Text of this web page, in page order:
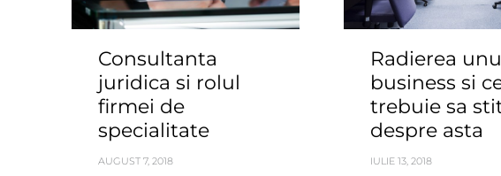
Consultanta
juridica si rolul
firmei de
specialitate
AUGUST 7, 2018
Radierea
business si
trebuie sa
despre asta
IULIE 13, 2018